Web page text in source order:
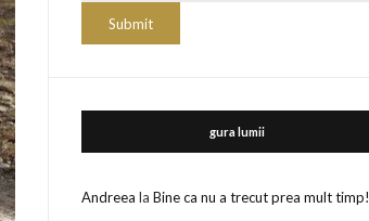
gura lumii
Andreea laBine ca nu a trecut prea mult timp!